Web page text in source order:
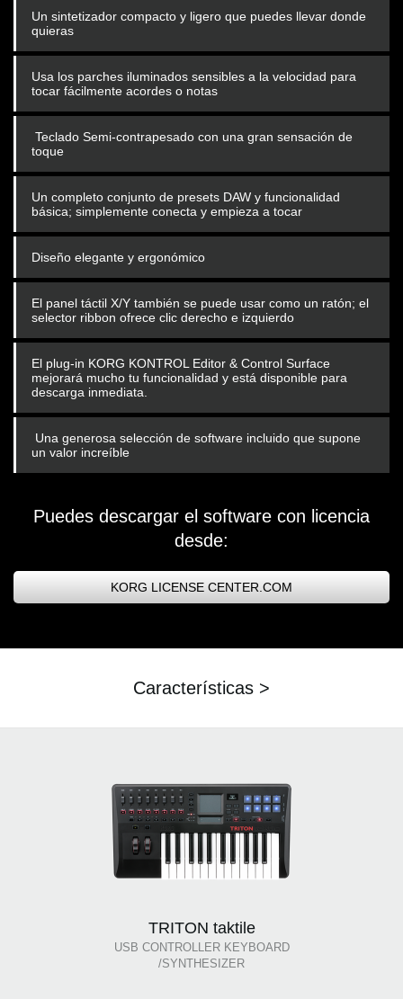
Un sintetizador compacto y ligero que puedes llevar donde
quieras
Usa los parches iluminados sensibles a la velocidad para
tocar fácilmente acordes o notas
Teclado Semi-contrapesado con una gran sensación de
toque
Un completo conjunto de presets DAW y funcionalidad
básica; simplemente conecta y empieza a tocar
Diseño elegante y ergonómico
El panel táctil X/Y también se puede usar como un ratón; el
selector ribbon ofrece clic derecho e izquierdo
El plug-in KORG KONTROL Editor & Control Surface
mejorará mucho tu funcionalidad y está disponible para
descarga inmediata.
Una generosa selección de software incluido que supone
un valor increíble
Puedes descargar el software con licencia
desde:
KORG LICENSE CENTER.COM
Características >
TRITON taktile
USB CONTROLLER KEYBOARD
/SYNTHESIZER